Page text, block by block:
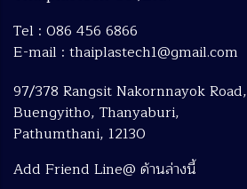
Tel : 086 456 6866
E-mail : thaiplastech1@gmail.com
97/378 Rangsit Nakornnayok Road,
Buengyitho, Thanyaburi,
Pathumthani, 12130
Add Friend Line@ ด้านล่างนี้